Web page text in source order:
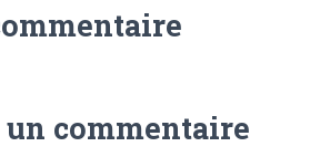
un commentaire